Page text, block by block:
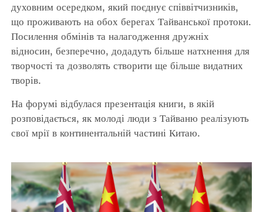
духовним осередком, який поєднує співвітчизників,
що проживають на обох берегах Тайванської протоки.
Посилення обмінів та налагодження дружніх
відносин, безперечно, додадуть більше натхнення для
творчості та дозволять створити ще більше видатних
творів.
На форумі відбулася презентація книги, в якій
розповідається, як молоді люди з Тайваню реалізують
свої мрії в континентальній частині Китаю.